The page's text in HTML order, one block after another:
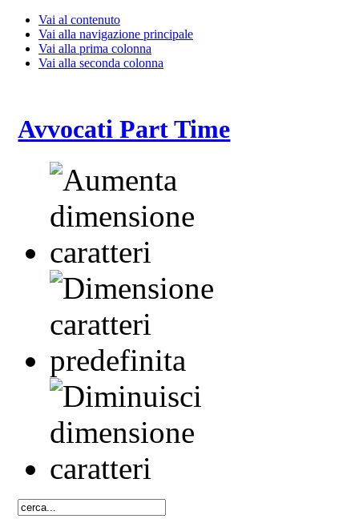
Vai al contenuto
Vai alla navigazione principale
Vai alla prima colonna
Vai alla seconda colonna
Avvocati Part Time